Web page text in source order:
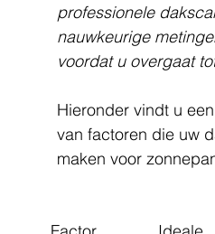
professionele
nauwkeurige
voordat u overgaat
Hieronder vindt u
van factoren die uw
maken voor